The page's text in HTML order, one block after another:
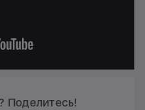
Поделитесь!